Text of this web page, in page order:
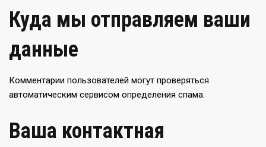
Куда мы отправляем ваши
данные
Комментарии пользователей могут проверяться
автоматическим сервисом определения спама.
Ваша контактная